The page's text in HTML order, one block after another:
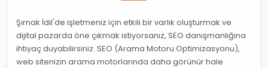
Şırnak İdil'de işletmeniz için etkili bir varlık oluşturmak ve
dijital pazarda öne çıkmak istiyorsanız, SEO danışmanlığına
ihtiyaç duyabilirsiniz. SEO (Arama Motoru Optimizasyonu),
web sitenizin arama motorlarında daha görünür hale